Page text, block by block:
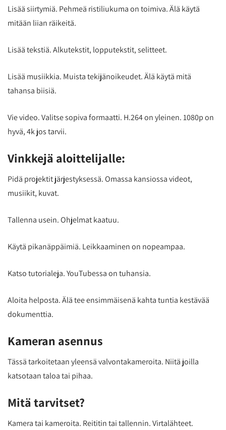
Lisää siirtymiä. Pehmeä ristiliukuma on toimiva. Älä käytä
mitään liian räikeitä.
Lisää tekstiä. Alkutekstit, lopputekstit, selitteet.
Lisää musiikkia. Muista tekijänoikeudet. Älä käytä mitä
tahansa biisiä.
Vie video. Valitse sopiva formaatti. H.264 on yleinen. 1080p on
hyvä, 4k jos tarvii.
Vinkkejä aloittelijalle:
Pidä projektit järjestyksessä. Omassa kansiossa videot,
musiikit, kuvat.
Tallenna usein. Ohjelmat kaatuu.
Käytä pikanäppäimiä. Leikkaaminen on nopeampaa.
Katso tutorialeja. YouTubessa on tuhansia.
Aloita helposta. Älä tee ensimmäisenä kahta tuntia kestävää
dokumenttia.
Kameran asennus
Tässä tarkoitetaan yleensä valvontakameroita. Niitä joilla
katsotaan taloa tai pihaa.
Mitä tarvitset?
Kamera tai kameroita. Reititin tai tallennin. Virtalähteet.